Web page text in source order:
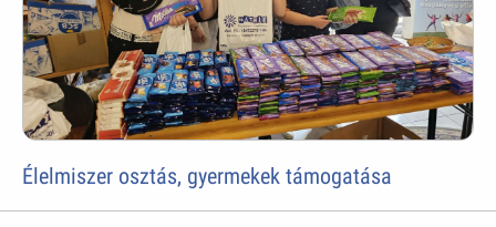
Élelmiszer osztás, gyermekek támogatása